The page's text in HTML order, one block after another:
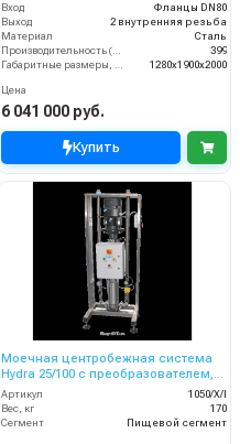
Вход
Фланцы DN80
Выход
2 внутренняя резьба
Материал
Cталь
399
1280x1900x2000
Цена
6 041 000 руб.
Купить
Моечная центробежная система
Hydra 25/100 с преобразователем,
на 3 оператора, 100 л/мин, 25 бар
Артикул
1050/X/I
Вес, кг
170
Сегмент
Пищевой сегмент